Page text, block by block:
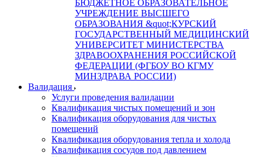
БЮДЖЕТНОЕ ОБРАЗОВАТЕЛЬНОЕ
УЧРЕЖДЕНИЕ ВЫСШЕГО
ОБРАЗОВАНИЯ &quot;КУРСКИЙ
ГОСУДАРСТВЕННЫЙ МЕДИЦИНСКИЙ
УНИВЕРСИТЕТ МИНИСТЕРСТВА
ЗДРАВООХРАНЕНИЯ РОССИЙСКОЙ
ФЕДЕРАЦИИ (ФГБОУ ВО КГМУ
МИНЗДРАВА РОССИИ)
Валидация
Услуги проведения валидации
Квалификация чистых помещений и зон
Квалификация оборудования для чистых
помещений
Квалификация оборудования тепла и холода
Квалификация сосудов под давлением